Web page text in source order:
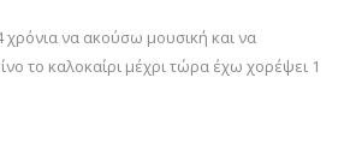
χρόνια να ακούσω μουσική και να
το καλοκαίρι μέχρι τώρα έχω χορέψει 1